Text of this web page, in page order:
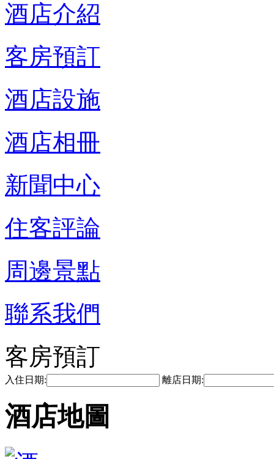
酒店介紹
客房預訂
酒店設施
酒店相冊
新聞中心
住客評論
周邊景點
聯系我們
客房預訂
入住日期: 離店日期:
酒店地圖